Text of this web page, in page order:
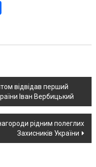
відвідав перший
Іван Вербицький
рідним полеглих
Захисників України